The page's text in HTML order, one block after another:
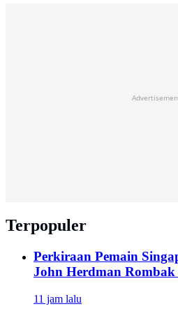
Terpopuler
Perkiraan Pemain
John Herdman Rombak
11 jam lalu